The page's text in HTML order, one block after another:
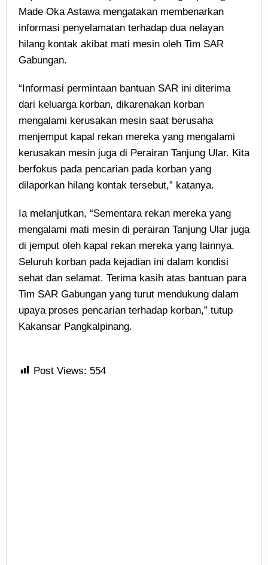
Made Oka Astawa mengatakan membenarkan
informasi penyelamatan terhadap dua nelayan
hilang kontak akibat mati mesin oleh Tim SAR
Gabungan.
“Informasi permintaan bantuan SAR ini diterima
dari keluarga korban, dikarenakan korban
mengalami kerusakan mesin saat berusaha
menjemput kapal rekan mereka yang mengalami
kerusakan mesin juga di Perairan Tanjung Ular. Kita
berfokus pada pencarian pada korban yang
dilaporkan hilang kontak tersebut,” katanya.
Ia melanjutkan, “Sementara rekan mereka yang
mengalami mati mesin di perairan Tanjung Ular juga
di jemput oleh kapal rekan mereka yang lainnya.
Seluruh korban pada kejadian ini dalam kondisi
sehat dan selamat. Terima kasih atas bantuan para
Tim SAR Gabungan yang turut mendukung dalam
upaya proses pencarian terhadap korban,” tutup
Kakansar Pangkalpinang.
Post Views: 554